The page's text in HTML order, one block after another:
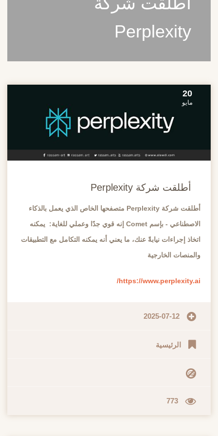
Perplexity
20
مايو
أطلقت شركة Perplexity
أطلقت شركة Perplexity متصفحها الخاص الذي يعمل بالذكاء
الاصطناعي - بإسم Comet إنه قوي جدًا وعملي للغاية: يمكنه
اتخاذ إجراءات نيابةً عنك، ما يعني أنه يمكنه التكامل مع التطبيقات
والمنصات الخارجية
https://www.perplexity.ai/
2025-07-12
الرئيسية
773